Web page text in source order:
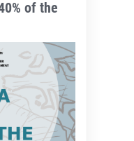
of the